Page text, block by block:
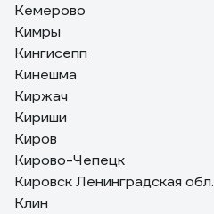
Кемерово
Кимры
Кингисепп
Кинешма
Киржач
Кириши
Киров
Кирово-Чепецк
Кировск Ленинградская обл.
Клин